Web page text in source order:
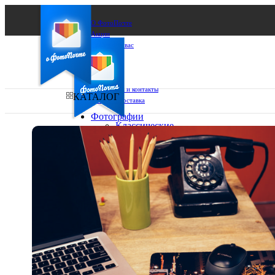
О ФотоПочте
Акции
Сделаем за вас
Бизнесу
FAQ
Франшиза
Поддержка и контакты
Оплата и доставка
Ваш город:
Ваш регион доставки
Выберите из списка:
КАТАЛОГ
Фотографии
Классические
фото
10х10
10х15
13х18
15х15
15х20
20х20
20х30
30х30
30х40
А4
Фото
в